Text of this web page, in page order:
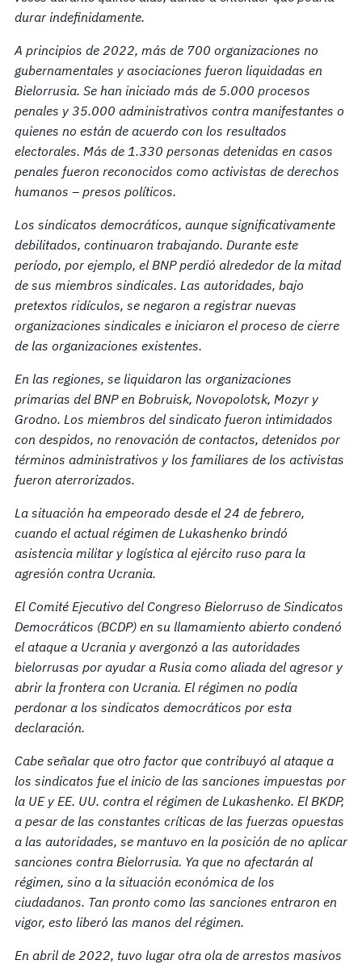
durar indefinidamente.
A principios de 2022, más de 700 organizaciones no
gubernamentales y asociaciones fueron liquidadas en
Bielorrusia. Se han iniciado más de 5.000 procesos
penales y 35.000 administrativos contra manifestantes o
quienes no están de acuerdo con los resultados
electorales. Más de 1.330 personas detenidas en casos
penales fueron reconocidos como activistas de derechos
humanos – presos políticos.
Los sindicatos democráticos, aunque significativamente
debilitados, continuaron trabajando. Durante este
período, por ejemplo, el BNP perdió alrededor de la mitad
de sus miembros sindicales. Las autoridades, bajo
pretextos ridículos, se negaron a registrar nuevas
organizaciones sindicales e iniciaron el proceso de cierre
de las organizaciones existentes.
En las regiones, se liquidaron las organizaciones
primarias del BNP en Bobruisk, Novopolotsk, Mozyr y
Grodno. Los miembros del sindicato fueron intimidados
con despidos, no renovación de contactos, detenidos por
términos administrativos y los familiares de los activistas
fueron aterrorizados.
La situación ha empeorado desde el 24 de febrero,
cuando el actual régimen de Lukashenko brindó
asistencia militar y logística al ejército ruso para la
agresión contra Ucrania.
El Comité Ejecutivo del Congreso Bielorruso de Sindicatos
Democráticos (BCDP) en su llamamiento abierto condenó
el ataque a Ucrania y avergonzó a las autoridades
bielorrusas por ayudar a Rusia como aliada del agresor y
abrir la frontera con Ucrania. El régimen no podía
perdonar a los sindicatos democráticos por esta
declaración.
Cabe señalar que otro factor que contribuyó al ataque a
los sindicatos fue el inicio de las sanciones impuestas por
la UE y EE. UU. contra el régimen de Lukashenko. El BKDP,
a pesar de las constantes críticas de las fuerzas opuestas
a las autoridades, se mantuvo en la posición de no aplicar
sanciones contra Bielorrusia. Ya que no afectarán al
régimen, sino a la situación económica de los
ciudadanos. Tan pronto como las sanciones entraron en
vigor, esto liberó las manos del régimen.
En abril de 2022, tuvo lugar otra ola de arrestos masivos